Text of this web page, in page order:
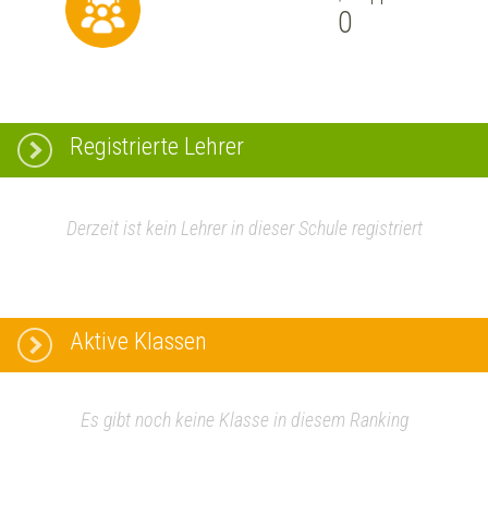
0
Registrierte Lehrer
Derzeit ist kein Lehrer in dieser Schule registriert
Aktive Klassen
Es gibt noch keine Klasse in diesem Ranking